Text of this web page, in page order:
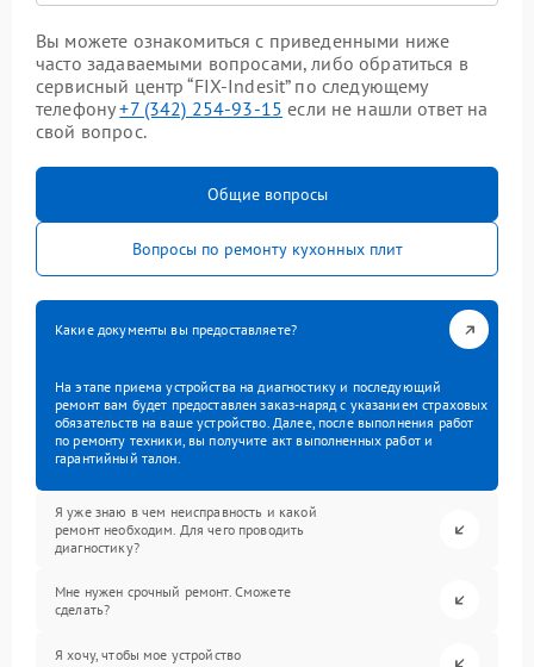
Вы можете ознакомиться с приведенными ниже
часто задаваемыми вопросами, либо обратиться в
сервисный центр “FIX-Indesit” по следующему
телефону+7 (342) 254-93-15 если не нашли ответ на
свой вопрос.
Общие вопросы
Вопросы по ремонту кухонных плит
Какие документы вы предоставляете?
На этапе приема устройства на диагностику и последующий
ремонт вам будет предоставлен заказ-наряд с указанием страховых
обязательств на ваше устройство. Далее, после выполнения работ
по ремонту техники, вы получите акт выполненных работ и
гарантийный талон.
Я уже знаю в чем неисправность и какой
ремонт необходим. Для чего проводить
диагностику?
Мне нужен срочный ремонт. Сможете
сделать?
Я хочу, чтобы мое устройство